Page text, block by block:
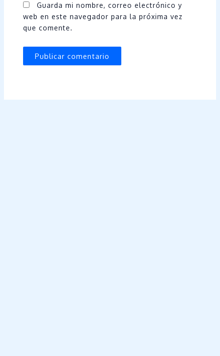
Guarda mi nombre, correo electrónico y
web en este navegador para la próxima vez
que comente.